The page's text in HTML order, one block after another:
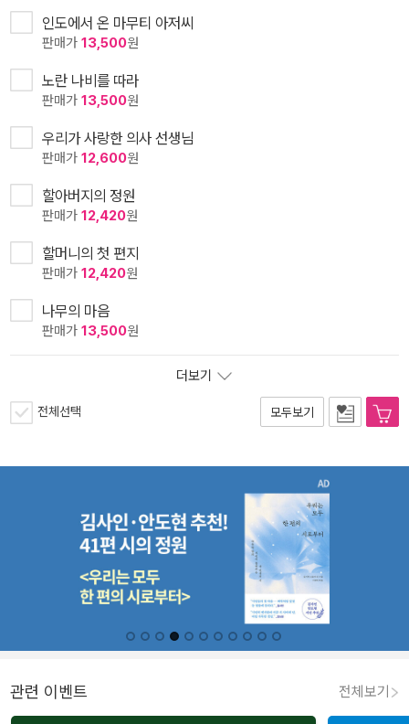
인도에서 온 마무티 아저씨
판매가 13,500원
노란 나비를 따라
판매가 13,500원
우리가 사랑한 의사 선생님
판매가 12,600원
할아버지의 정원
판매가 12,420원
할머니의 첫 편지
판매가 12,420원
나무의 마음
판매가 13,500원
더보기
전체선택 모두보기
관련 이벤트 전체보기